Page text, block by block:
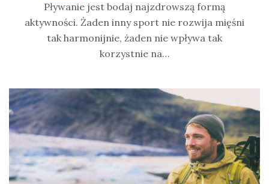
Pływanie jest bodaj najzdrowszą formą
aktywności. Żaden inny sport nie rozwija mięśni
tak harmonijnie, żaden nie wpływa tak
korzystnie na…